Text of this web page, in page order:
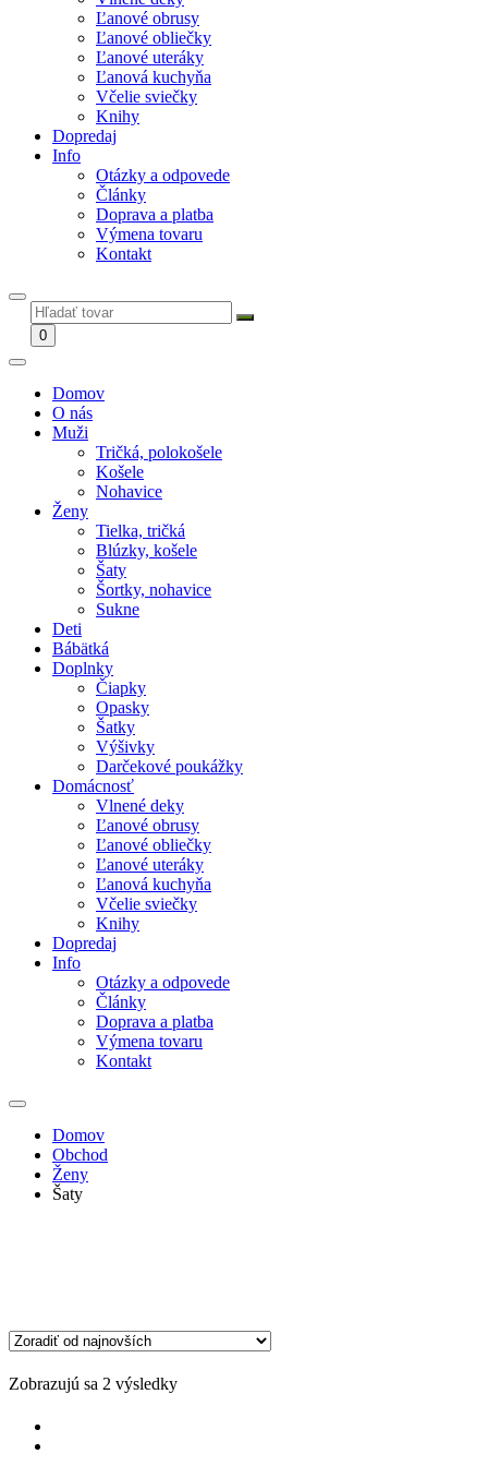
Ľanové obrusy
Ľanové obliečky
Ľanové uteráky
Ľanová kuchyňa
Včelie sviečky
Knihy
Dopredaj
Info
Otázky a odpovede
Články
Doprava a platba
Výmena tovaru
Kontakt
0
Domov
O nás
Muži
Tričká, polokošele
Košele
Nohavice
Ženy
Tielka, tričká
Blúzky, košele
Šaty
Šortky, nohavice
Sukne
Deti
Bábätká
Doplnky
Čiapky
Opasky
Šatky
Výšivky
Darčekové poukážky
Domácnosť
Vlnené deky
Ľanové obrusy
Ľanové obliečky
Ľanové uteráky
Ľanová kuchyňa
Včelie sviečky
Knihy
Dopredaj
Info
Otázky a odpovede
Články
Doprava a platba
Výmena tovaru
Kontakt
Domov
Obchod
Ženy
Šaty
Zobrazujú sa 2 výsledkyZoradené